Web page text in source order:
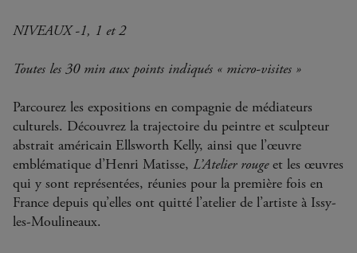
NIVEAUX -1, 1 et 2
Toutes les 30 min aux points indiqués « micro-visites »
Parcourez les expositions en compagnie de médiateurs
culturels. Découvrez la trajectoire du peintre et sculpteur
abstrait américain Ellsworth Kelly, ainsi que l’œuvre
emblématique d’Henri Matisse, L’Atelier rougeet les œuvres
qui y sont représentées, réunies pour la première fois en
France depuis qu’elles ont quitté l’atelier de l’artiste à Issy-
les-Moulineaux.